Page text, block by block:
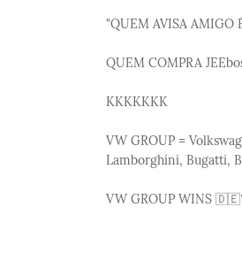
"QUEM AVISA AMIGO
QUEM COMPRA
KKKKKKK
VW GROUP =
Lamborghini, Bugatti,
VW GROUP WINS